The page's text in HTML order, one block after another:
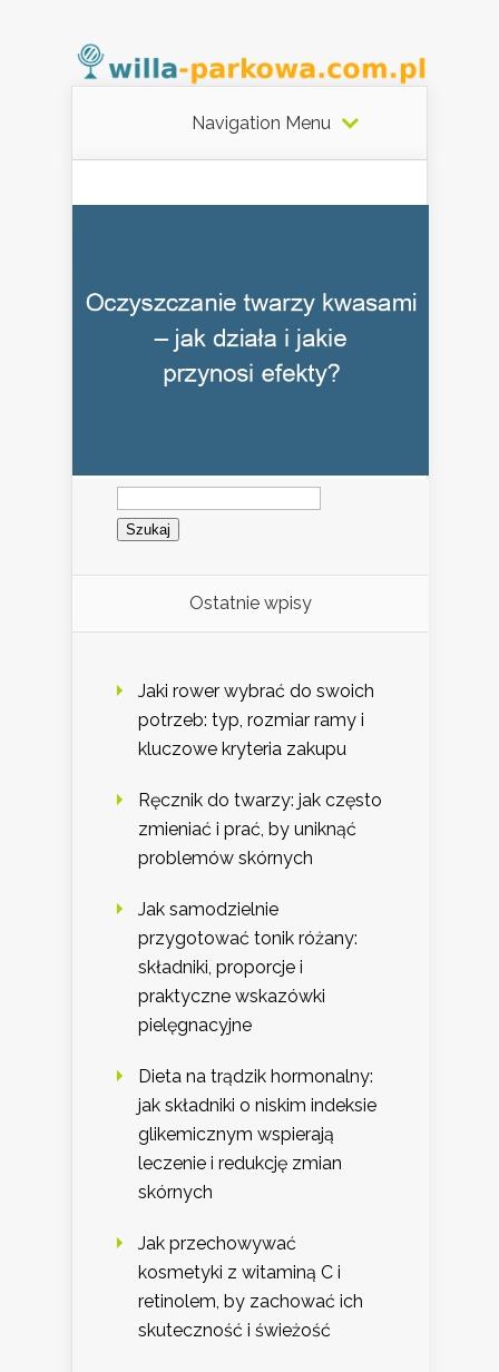
Navigation Menu
Szukaj:
Ostatnie wpisy
Jaki rower wybrać do swoich
potrzeb: typ, rozmiar ramy i
kluczowe kryteria zakupu
Ręcznik do twarzy: jak często
zmieniać i prać, by uniknąć
problemów skórnych
Jak samodzielnie
przygotować tonik różany:
składniki, proporcje i
praktyczne wskazówki
pielęgnacyjne
Dieta na trądzik hormonalny:
jak składniki o niskim indeksie
glikemicznym wspierają
leczenie i redukcję zmian
skórnych
Jak przechowywać
kosmetyki z witaminą C i
retinolem, by zachować ich
skuteczność i świeżość